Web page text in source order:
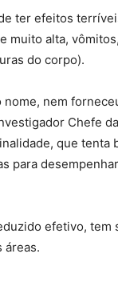
ter efeitos
muito alta,
do corpo).
nem
Chefe
que tenta
para
efetivo,
áreas.